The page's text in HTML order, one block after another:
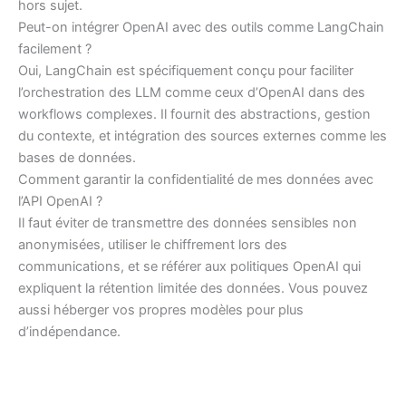
hors sujet.
Peut-on intégrer OpenAI avec des outils comme LangChain
facilement ?
Oui, LangChain est spécifiquement conçu pour faciliter
l’orchestration des LLM comme ceux d’OpenAI dans des
workflows complexes. Il fournit des abstractions, gestion
du contexte, et intégration des sources externes comme les
bases de données.
Comment garantir la confidentialité de mes données avec
l’API OpenAI ?
Il faut éviter de transmettre des données sensibles non
anonymisées, utiliser le chiffrement lors des
communications, et se référer aux politiques OpenAI qui
expliquent la rétention limitée des données. Vous pouvez
aussi héberger vos propres modèles pour plus
d’indépendance.